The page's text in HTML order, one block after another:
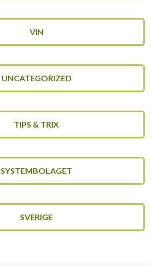
VIN
UNCATEGORIZED
TIPS & TRIX
SYSTEMBOLAGET
SVERIGE